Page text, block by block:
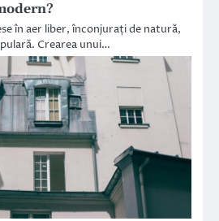
în aer liber, înconjurați de natură,
Crearea unui…